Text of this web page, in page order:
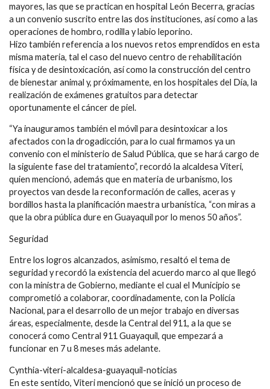
mayores, las que se practican en hospital León Becerra, gracias
a un convenio suscrito entre las dos instituciones, así como a las
operaciones de hombro, rodilla y labio leporino.
Hizo también referencia a los nuevos retos emprendidos en esta
misma materia, tal el caso del nuevo centro de rehabilitación
física y de desintoxicación, así como la construcción del centro
de bienestar animal y, próximamente, en los hospitales del Día, la
realización de exámenes gratuitos para detectar
oportunamente el cáncer de piel.
“Ya inauguramos también el móvil para desintoxicar a los
afectados con la drogadicción, para lo cual firmamos ya un
convenio con el ministerio de Salud Pública, que se hará cargo de
la siguiente fase del tratamiento”, recordó la alcaldesa Viteri,
quien mencionó, además que en materia de urbanismo, los
proyectos van desde la reconformación de calles, aceras y
bordillos hasta la planificación maestra urbanística, “con miras a
que la obra pública dure en Guayaquil por lo menos 50 años”.
Seguridad
Entre los logros alcanzados, asimismo, resaltó el tema de
seguridad y recordó la existencia del acuerdo marco al que llegó
con la ministra de Gobierno, mediante el cual el Municipio se
comprometió a colaborar, coordinadamente, con la Policía
Nacional, para el desarrollo de un mejor trabajo en diversas
áreas, especialmente, desde la Central del 911, a la que se
conocerá como Central 911 Guayaquil, que empezará a
funcionar en 7 u 8 meses más adelante.
Cynthia-viteri-alcaldesa-guayaquil-noticias
En este sentido, Viteri mencionó que se inició un proceso de